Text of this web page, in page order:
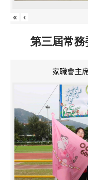
« ‹
第三屆常
家職會主